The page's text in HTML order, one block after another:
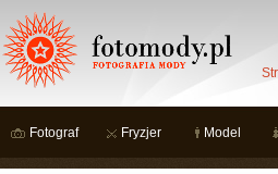
Fotograf Fryzjer Model